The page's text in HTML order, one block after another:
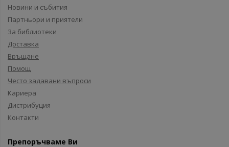
Новини и събития
Партньори и приятели
За библиотеки
Доставка
Връщане
Помощ
Често задавани въпроси
Кариера
Дистрибуция
Контакти
Препоръчваме Ви